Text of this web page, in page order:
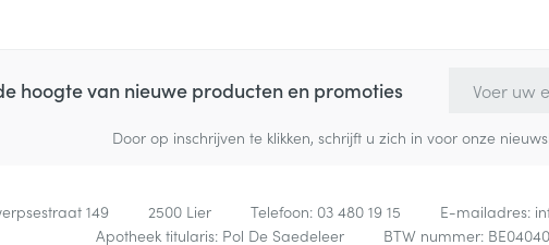
hoogte van nieuwe producten en promoties
Door op inschrijven te klikken, schrijft u zich in voor onze
149 2500 Lier Telefoon: 03 480 19 15 E-mailadres:
Apotheek titularis: Pol De Saedeleer BTW nummer: